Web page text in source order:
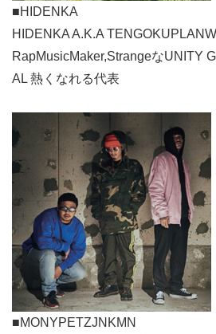
■HIDENKA
HIDENKA A.K.A
RapMusicMaker,StrangeなUNITY
AL 熱くなれる代表
■MONYPETZJNKMN